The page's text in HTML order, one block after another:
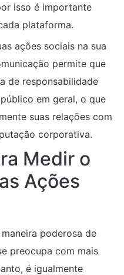
isso é importante
plataforma.
ações sociais na sua
permite que
de responsabilidade
em geral, o que
suas relações com
corporativa.
Medir o
Ações
poderosa de
preocupa com mais
é igualmente